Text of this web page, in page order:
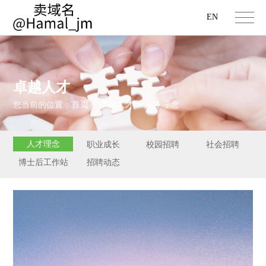
EN
卓越人才
您当前的位置：首页 > 卓越人才 > 人才理念
人才理念 职业成长 校园招聘
社会招聘
博士后工作站
招聘动态